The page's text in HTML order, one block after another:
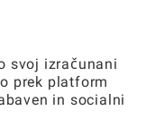
svoj izračunani
prek platform
in socialni